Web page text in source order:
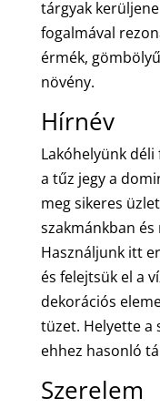
tárgyak
fogalmával
érmék,
növény.
Hírnév
Lakóhelyünk
a tűz jegy a
meg sikeres
szakmánkban
Használjunk itt
és felejtsük el a
dekorációs
tüzet. Helyette a
ehhez hasonló
Szerelem